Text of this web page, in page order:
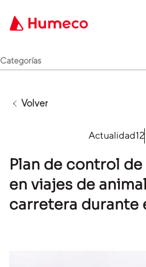
Categorías
Volver
Actualidad
Plan de control
en viajes de
carretera durante